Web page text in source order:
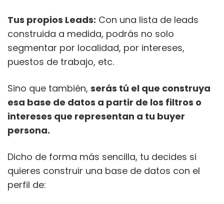
Tus propios Leads: Con una lista de leads
construida a medida, podrás no solo
segmentar por localidad, por intereses,
puestos de trabajo, etc.
Sino que también, serás tú el que construya
esa base de datos a partir de los filtros o
intereses que representan a tu buyer
persona.
Dicho de forma más sencilla, tu decides si
quieres construir una base de datos con el
perfil de: